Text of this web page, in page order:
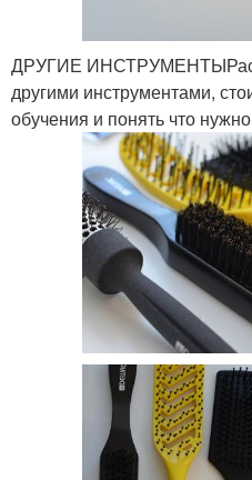
ДРУГИЕ
другими инструментами,
обучения и понять что